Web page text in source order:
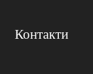
Контакти